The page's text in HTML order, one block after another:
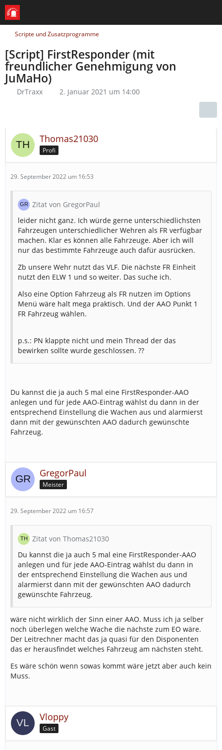
Scripte und Zusatzprogramme
[Script] FirstResponder (mit
freundlicher Genehmigung von
JuMaHo)
DrTraxx 2. Januar 2021 um 14:00
Thomas21030
Profi
29. September 2022 um 16:53
Zitat von GregorPaul
leider nicht ganz. Ich würde gerne unterschiedlichsten
Fahrzeugen unterschiedlicher Wehren als FR verfügbar
machen. Klar es können alle Fahrzeuge. Aber ich will
nur das bestimmte Fahrzeuge auch dafür ausrücken.
Zb unsere Wehr nutzt das VLF. Die nächste FR Einheit
nutzt den ELW 1 und so weiter. Das suche ich.
Also eine Option Fahrzeug als FR nutzen im Options
Menü wäre halt mega praktisch. Und der AAO Punkt 1
FR Fahrzeug wählen.
p.s.: PN klappte nicht und mein Thread der das
bewirken sollte wurde geschlossen. ??
Du kannst die ja auch 5 mal eine FirstResponder-AAO
anlegen und für jede AAO-Eintrag wählst du dann in der
entsprechend Einstellung die Wachen aus und alarmierst
dann mit der gewünschten AAO dadurch gewünschte
Fahrzeug.
GregorPaul
Meister
29. September 2022 um 16:57
Zitat von Thomas21030
Du kannst die ja auch 5 mal eine FirstResponder-AAO
anlegen und für jede AAO-Eintrag wählst du dann in
der entsprechend Einstellung die Wachen aus und
alarmierst dann mit der gewünschten AAO dadurch
gewünschte Fahrzeug.
wäre nicht wirklich der Sinn einer AAO. Muss ich ja selber
noch überlegen welche Wache die nächste zum EO wäre.
Der Leitrechner macht das ja quasi für den Disponenten
das er herausfindet welches Fahrzeug am nächsten steht.
Es wäre schön wenn sowas kommt wäre jetzt aber auch kein
Muss.
Vloppy
Gast